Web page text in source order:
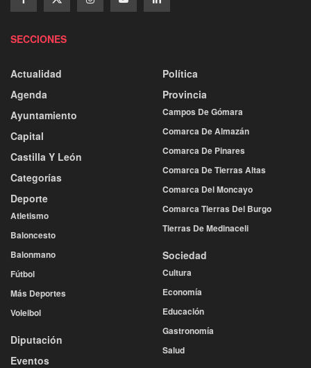
SECCIONES
Actualidad
Agenda
Ayuntamiento
Capital
Castilla Y León
Categorías
Deporte
Atletismo
Baloncesto
Balonmano
Fútbol
Más Deportes
Voleibol
Diputación
Eventos
Política
Provincia
Campos De Gómara
Comarca De Almazán
Comarca De Pinares
Comarca De Tierras Altas
Comarca Del Moncayo
Comarca Tierras Del Burgo
Tierras De Medinaceli
Sociedad
Cultura
Economía
Educación
Gastronomía
Salud